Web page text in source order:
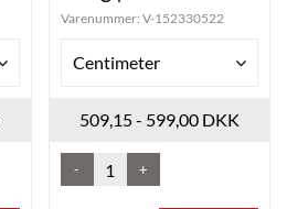
Varenummer: V-152330522
Centimeter
509,15 - 599,00 DKK
- +